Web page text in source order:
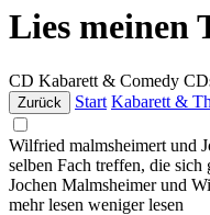
Lies meinen
CD Kabarett & Comedy
Zurück Start Kabarett &
Wilfried malmsheimert und
selben Fach treffen, die
Jochen Malmsheimer und
mehr lesen weniger lesen